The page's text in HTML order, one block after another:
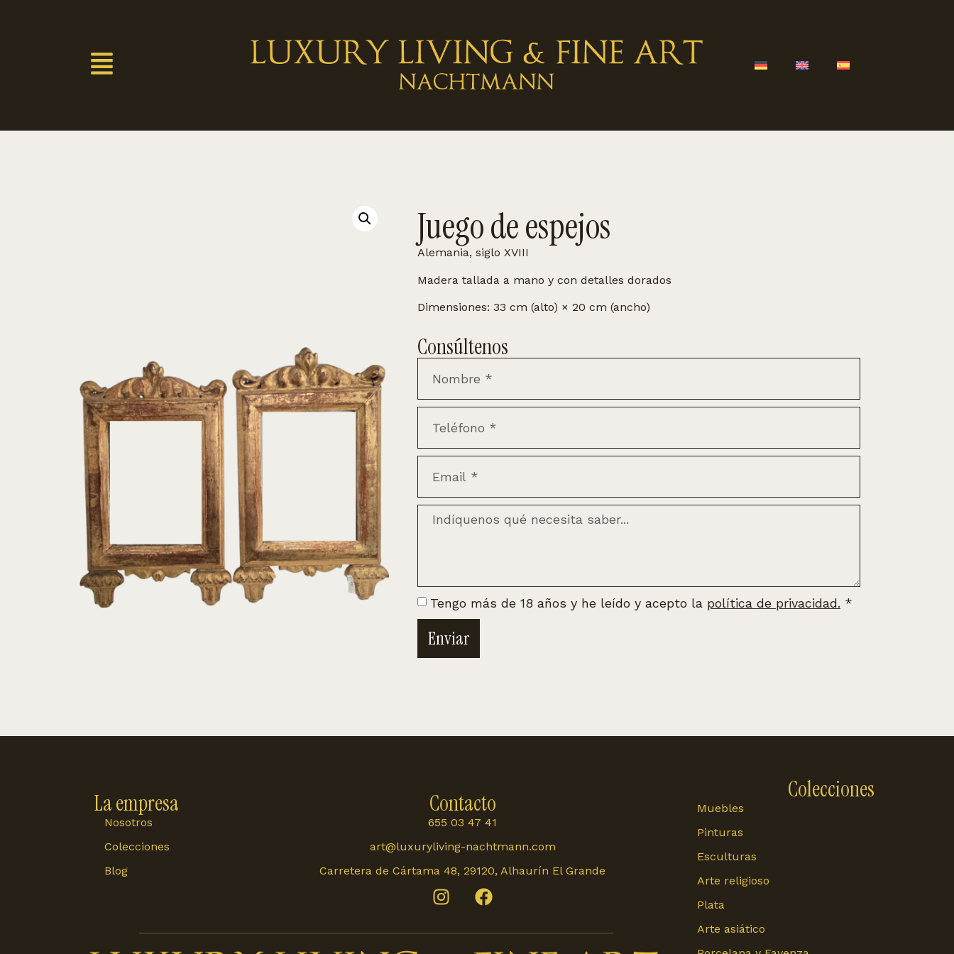
Juego de espejos
Alemania, siglo XVIII
Madera tallada a mano y con detalles dorados
Dimensiones: 33 cm (alto) × 20 cm (ancho)
Consúltenos
Tengo más de 18 años y he leído y acepto la política de privacidad. *
Enviar
La empresa
Nosotros
Colecciones
Blog
Contacto
655 03 47 41
art@luxuryliving-nachtmann.com
Carretera de Cártama 48, 29120, Alhaurín El Grande
Colecciones
Muebles
Pinturas
Esculturas
Arte religioso
Plata
Arte asiático